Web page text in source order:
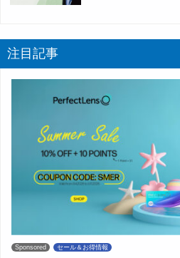
注目記事
Sponsored セール＆お得情報